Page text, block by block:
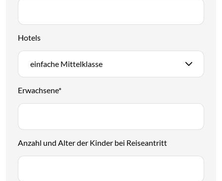
Hotels
einfache Mittelklasse
Erwachsene*
Anzahl und Alter der Kinder bei Reiseantritt